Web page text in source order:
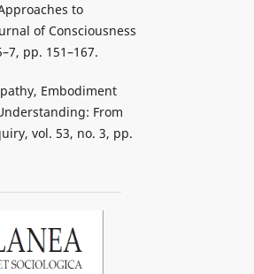
to
of Consciousness
pp. 151–167.
Embodiment
From
vol. 53, no. 3, pp.